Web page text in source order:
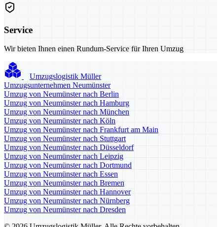
Service
Wir bieten Ihnen einen Rundum-Service für Ihren Umzug
Umzugslogistik Müller
Umzugsunternehmen Neumünster
Umzug von Neumünster nach Berlin
Umzug von Neumünster nach Hamburg
Umzug von Neumünster nach München
Umzug von Neumünster nach Köln
Umzug von Neumünster nach Frankfurt am Main
Umzug von Neumünster nach Stuttgart
Umzug von Neumünster nach Düsseldorf
Umzug von Neumünster nach Leipzig
Umzug von Neumünster nach Dortmund
Umzug von Neumünster nach Essen
Umzug von Neumünster nach Bremen
Umzug von Neumünster nach Hannover
Umzug von Neumünster nach Nürnberg
Umzug von Neumünster nach Dresden